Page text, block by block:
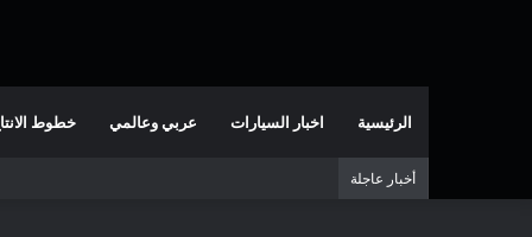
الرئيسية اخبار السيارات عربي وعالمي خطوط
أخبار عاجلة